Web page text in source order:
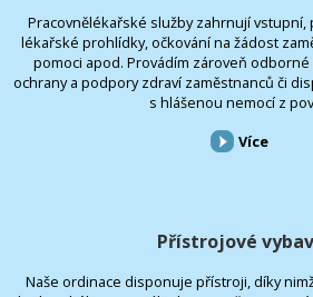
Pracovnělékařské služby zahrnují
lékařské prohlídky, očkování na žádost
pomoci apod. Provádím zároveň
ochrany a podpory zdraví zaměstnanců či
s hlášenou nemocí z
Více
Přístrojové
Naše ordinace disponuje přístroji, díky